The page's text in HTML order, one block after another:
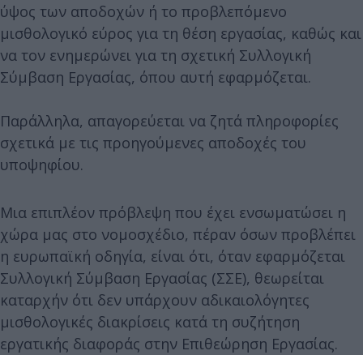
ύψος των αποδοχών ή το προβλεπόμενο
μισθολογικό εύρος για τη θέση εργασίας, καθώς και
να τον ενημερώνει για τη σχετική Συλλογική
Σύμβαση Εργασίας, όπου αυτή εφαρμόζεται.
Παράλληλα, απαγορεύεται να ζητά πληροφορίες
σχετικά με τις προηγούμενες αποδοχές του
υποψηφίου.
Μια επιπλέον πρόβλεψη που έχει ενσωματώσει η
χώρα μας στο νομοσχέδιο, πέραν όσων προβλέπει
η ευρωπαϊκή οδηγία, είναι ότι, όταν εφαρμόζεται
Συλλογική Σύμβαση Εργασίας (ΣΣΕ), θεωρείται
καταρχήν ότι δεν υπάρχουν αδικαιολόγητες
μισθολογικές διακρίσεις κατά τη συζήτηση
εργατικής διαφοράς στην Επιθεώρηση Εργασίας.